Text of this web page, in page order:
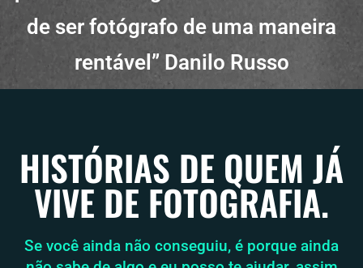
de ser fotógrafo de uma maneira
rentável” Danilo Russo
HISTÓRIAS DE QUEM JÁ
VIVE DE FOTOGRAFIA.
Se você ainda não conseguiu, é porque ainda